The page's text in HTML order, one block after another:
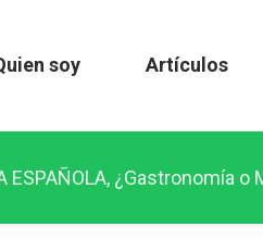
soy Artículos
ESPAÑOLA, ¿Gastronomía o